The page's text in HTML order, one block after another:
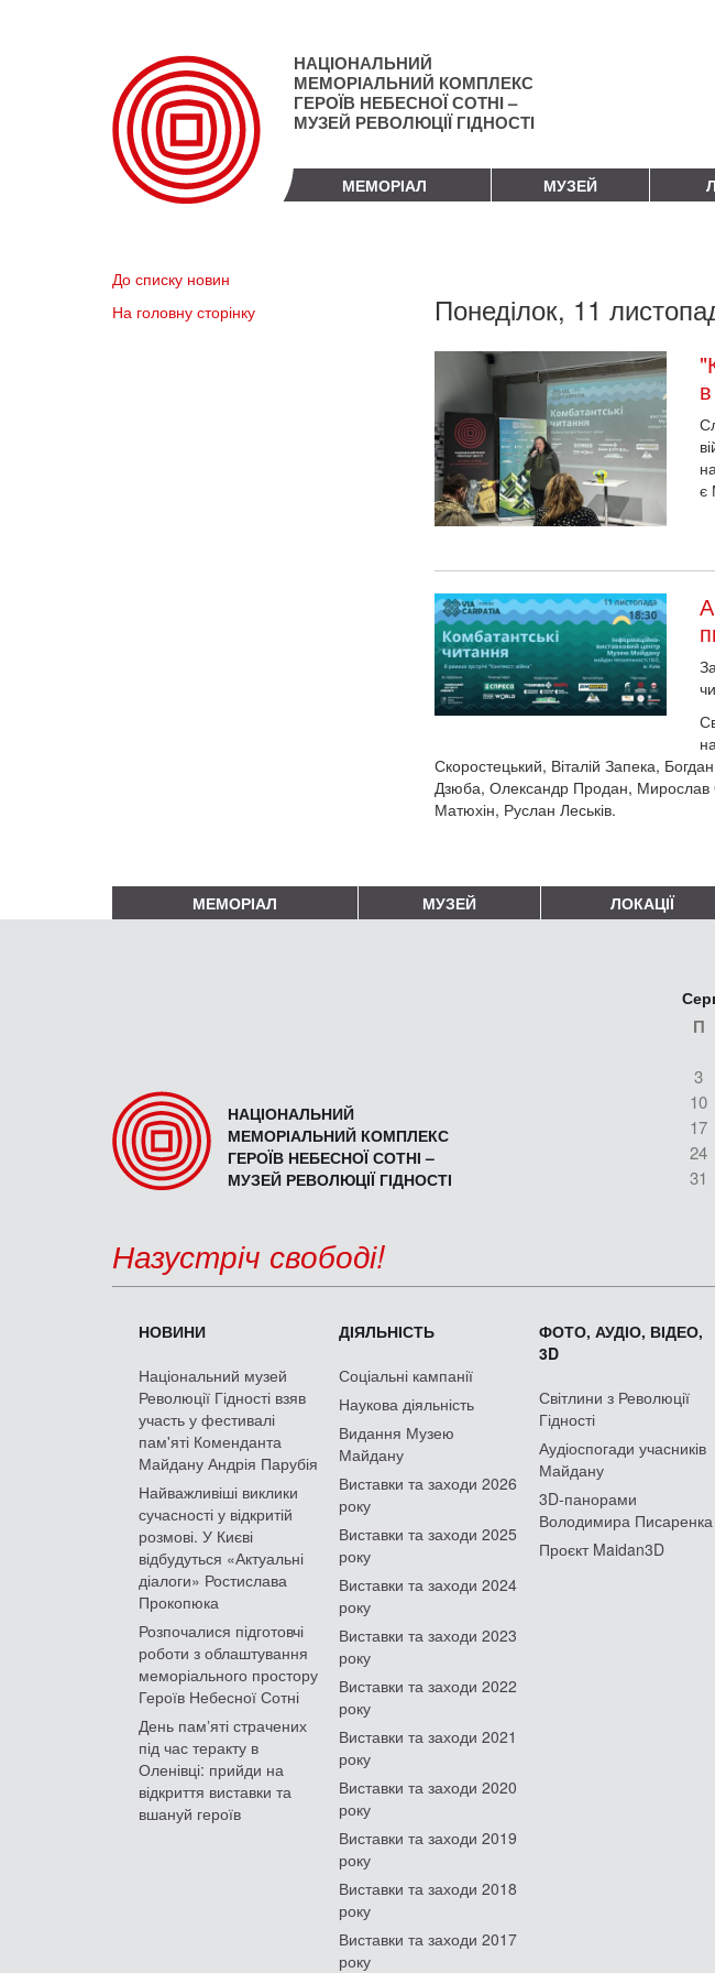
НАЦІОНАЛЬНИЙ
МЕМОРІАЛЬНИЙ КОМПЛЕКС
ГЕРОЇВ НЕБЕСНОЇ СОТНІ –
МУЗЕЙ РЕВОЛЮЦІЇ ГІДНОСТІ
МЕМОРІАЛ МУЗЕЙ
До списку новин
На головну сторінку
Понеділок, 11
є
Скоростецький, Віталій Запека,
Дзюба, Олександр Продан, Мирослав
Матюхін, Руслан Леськів.
МЕМОРІАЛ МУЗЕЙ ЛОКАЦІЇ
НАЦІОНАЛЬНИЙ
МЕМОРІАЛЬНИЙ КОМПЛЕКС
ГЕРОЇВ НЕБЕСНОЇ СОТНІ –
МУЗЕЙ РЕВОЛЮЦІЇ ГІДНОСТІ
П
3
10
17
24
31
Назустріч свободі!
НОВИНИ
Національний музей
Революції Гідності взяв
участь у фестивалі
пам'яті Коменданта
Майдану Андрія Парубія
Найважливіші виклики
сучасності у відкритій
розмові. У Києві
відбудуться «Актуальні
діалоги» Ростислава
Прокопюка
Розпочалися підготовчі
роботи з облаштування
меморіального простору
Героїв Небесної Сотні
День памʼяті страчених
під час теракту в
Оленівці: прийди на
відкриття виставки та
вшануй героїв
ДІЯЛЬНІСТЬ
Соціальні кампанії
Наукова діяльність
Видання Музею
Майдану
Виставки та заходи 2026
року
Виставки та заходи 2025
року
Виставки та заходи 2024
року
Виставки та заходи 2023
року
Виставки та заходи 2022
року
Виставки та заходи 2021
року
Виставки та заходи 2020
року
Виставки та заходи 2019
року
Виставки та заходи 2018
року
Виставки та заходи 2017
року
ФОТО, АУДІО, ВІДЕО,
3D
Світлини з Революції
Гідності
Аудіоспогади учасників
Майдану
3D-панорами
Володимира Писаренка
Проєкт Maidan3D